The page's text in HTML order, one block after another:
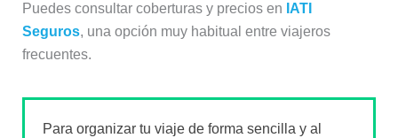
Puedes consultar coberturas y precios en IATI
Seguros, una opción muy habitual entre viajeros
frecuentes.
Para organizar tu viaje de forma sencilla y al